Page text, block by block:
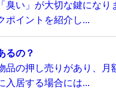
い」が大切な鍵になり
ポイントを紹介し...
るの？
の押し売りがあり、月
入居する場合には...